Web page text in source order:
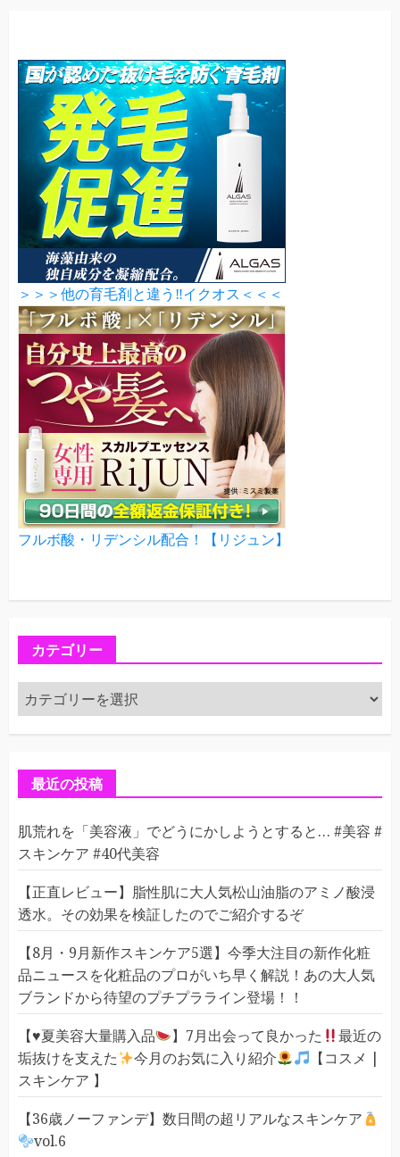
＞＞＞他の育毛剤と違う‼イクオス＜＜＜
フルボ酸・リデンシル配合！【リジュン】
カテゴリー
カ
テ
ゴ
最近の投稿
肌荒れを「美容液」でどうにかしようとすると… #美容 #
スキンケア #40代美容
【正直レビュー】脂性肌に大人気松山油脂のアミノ酸浸
透水。その効果を検証したのでご紹介するぞ
【8月・9月新作スキンケア5選】今季大注目の新作化粧
品ニュースを化粧品のプロがいち早く解説！あの大人気
ブランドから待望のプチプラライン登場！！
【♥️夏美容大量購入品 】7月出会って良かった
最近の
垢抜けを支えた
今月のお気に入り紹介
【コスメ |
スキンケア 】
【36歳ノーファンデ】数日間の超リアルなスキンケア
vol.6